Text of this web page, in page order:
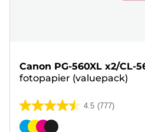
Canon PG-560XL x2/CL-
fotopapier (valuepack)
4.5 (777)
4.5
van
Kleurencartridge